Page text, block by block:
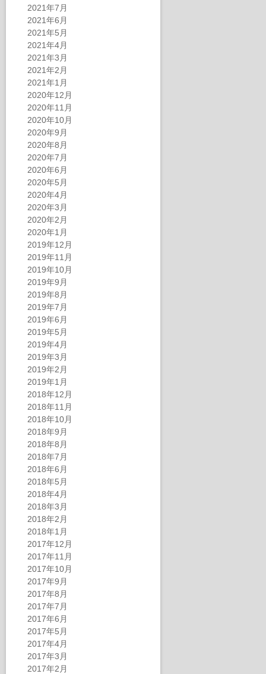
2021年7月
2021年6月
2021年5月
2021年4月
2021年3月
2021年2月
2021年1月
2020年12月
2020年11月
2020年10月
2020年9月
2020年8月
2020年7月
2020年6月
2020年5月
2020年4月
2020年3月
2020年2月
2020年1月
2019年12月
2019年11月
2019年10月
2019年9月
2019年8月
2019年7月
2019年6月
2019年5月
2019年4月
2019年3月
2019年2月
2019年1月
2018年12月
2018年11月
2018年10月
2018年9月
2018年8月
2018年7月
2018年6月
2018年5月
2018年4月
2018年3月
2018年2月
2018年1月
2017年12月
2017年11月
2017年10月
2017年9月
2017年8月
2017年7月
2017年6月
2017年5月
2017年4月
2017年3月
2017年2月